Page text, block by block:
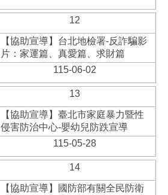
12
【協助宣導】台北地檢署-反詐騙影
片：家運篇、真愛篇、求財篇
115-06-02
13
【協助宣導】臺北市家庭暴力暨性
侵害防治中心-嬰幼兒防跌宣導
115-05-28
14
【協助宣導】國防部有關全民防衛